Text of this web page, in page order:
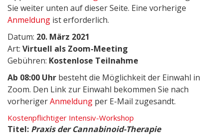
Sie weiter unten auf dieser Seite. Eine vorherige
Anmeldung ist erforderlich.
Datum: 20. März 2021
Art: Virtuell als Zoom-Meeting
Gebühren: Kostenlose Teilnahme
Ab 08:00 Uhr besteht die Möglichkeit der Einwahl in
Zoom. Den Link zur Einwahl bekommen Sie nach
vorherigerAnmeldung per E-Mail zugesandt.
Kostenpflichtiger Intensiv-Workshop
Titel: Praxis der Cannabinoid-Therapie